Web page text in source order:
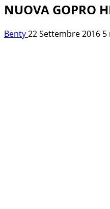
NUOVA GOPRO
Benty22 Settembre 2016 5